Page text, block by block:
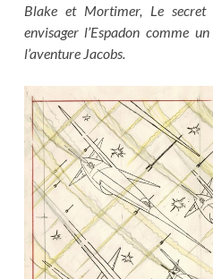
Blake et Mortimer, Le secret
envisager l’Espadon comme
l’aventure Jacobs.